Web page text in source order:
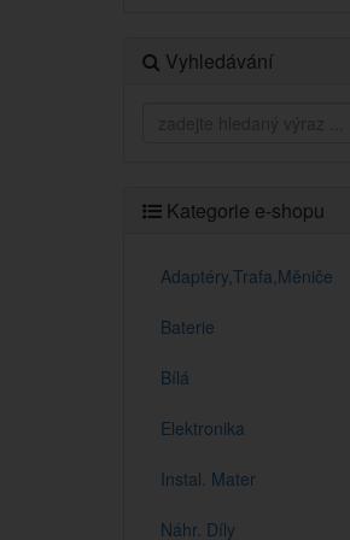
Vyhledávání
Kategorie e-shopu
Adaptéry,Trafa,Měniče
Baterie
Bílá
Elektronika
Instal. Mater
Náhr. Díly